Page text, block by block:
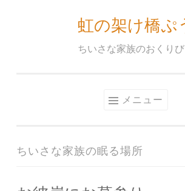
ッ
虹の架け橋ぷ
ちいさな家族のおくりび
メニュー
ちいさな家族の眠る場所